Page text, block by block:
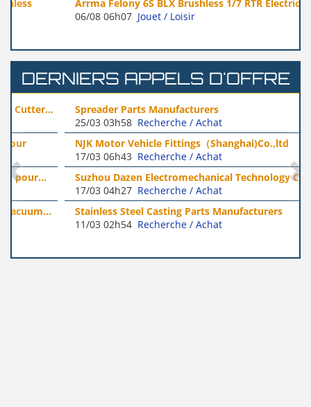
Arrma Felony 6S BLX Brushless 1/7 RTR Electric 4WD...
06/08 06h07Jouet / Loisir
DERNIERS APPELS D'OFFRE
Spreader Parts Manufacturers
25/03 03h58Recherche / Achat
NJK Motor Vehicle Fittings（Shanghai)Co.,ltd
17/03 06h43Recherche / Achat
Suzhou Dazen Electromechanical Technology Co., Ltd
17/03 04h27Recherche / Achat
Stainless Steel Casting Parts Manufacturers
11/03 02h54Recherche / Achat